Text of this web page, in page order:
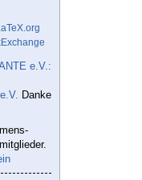
\rule \textwidth
e.V.:
Danke